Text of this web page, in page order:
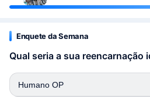
Enquete da Semana
Qual seria a sua reencarnação
Humano OP